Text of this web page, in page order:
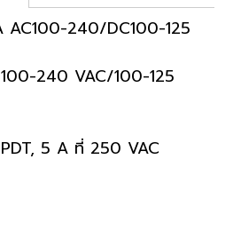
AC100-240/DC100-125
240 VAC/100-125
5 A ที่ 250 VAC